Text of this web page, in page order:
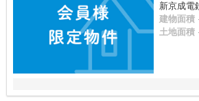
新京成電
建物面積
土地面積